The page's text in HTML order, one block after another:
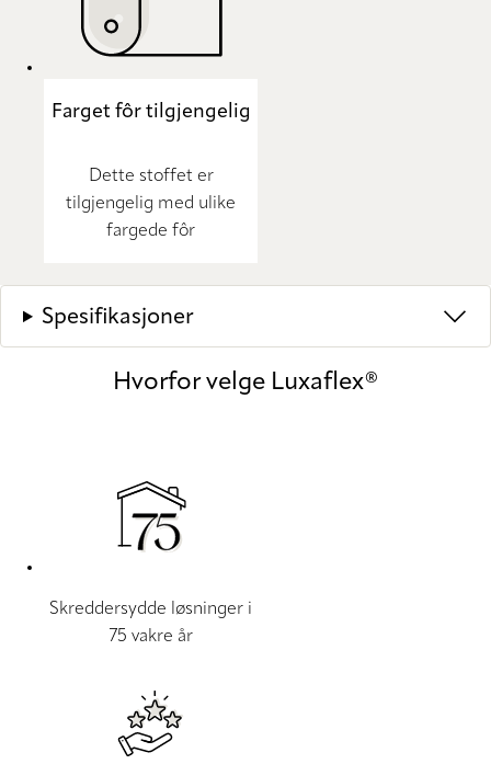
Farget fôr tilgjengelig
Dette stoffet er
tilgjengelig med ulike
fargede fôr
Spesifikasjoner
Hvorfor velge Luxaflex®
Skreddersydde løsninger i
75 vakre år